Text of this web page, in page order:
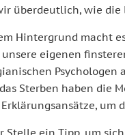
überdeutlich, wie
Hintergrund macht
eigenen
Psychologen
Sterben haben die
um